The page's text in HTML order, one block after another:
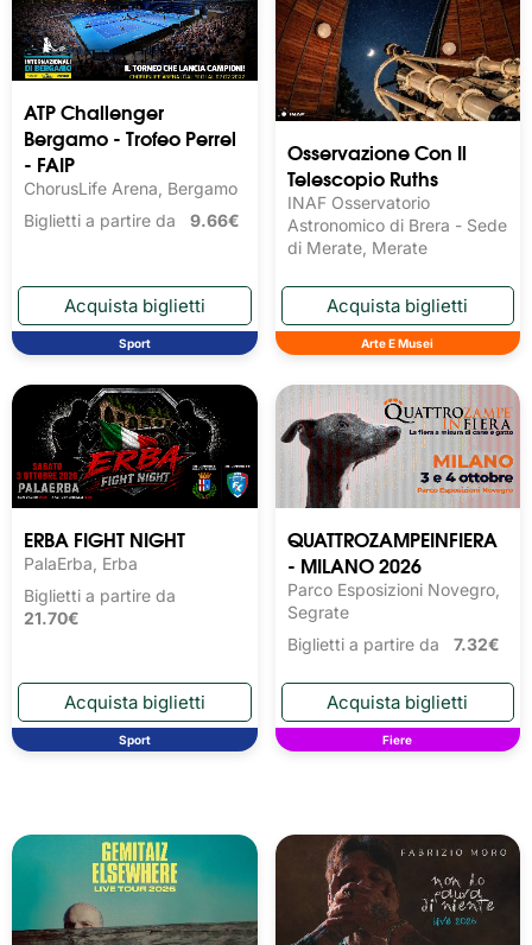
ATP Challenger
Bergamo - Trofeo Perrel
- FAIP
ChorusLife Arena, Bergamo
Biglietti a partire da 9.66€
Sport
Osservazione Con Il
Telescopio Ruths
INAF Osservatorio
Astronomico di Brera - Sede
di Merate, Merate
Arte E Musei
ERBA FIGHT NIGHT
PalaErba, Erba
Biglietti a partire da
21.70€
Sport
QUATTROZAMPEINFIERA
- MILANO 2026
Parco Esposizioni Novegro,
Segrate
Biglietti a partire da 7.32€
Fiere